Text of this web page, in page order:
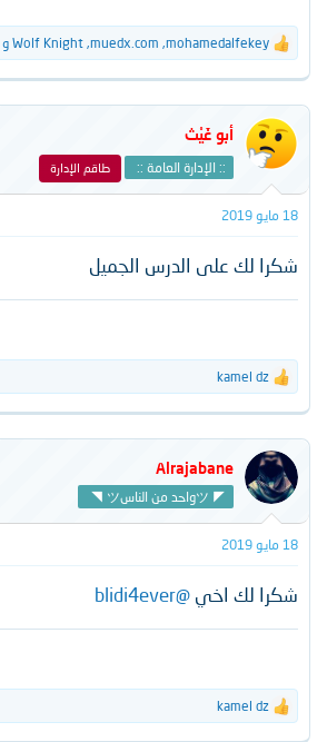
ا
ف
ا
ل
:
mohamedalfekey
,
muedx.com
,
Wolf Knight و 7 آخرين
أبو غَيْث
:: الإدارة العامة :: طاقم الإدارة
18 مايو 2019
شكرا لك على الدرس الجميل
ا
ف
ا
ع
ل
ت
:
kamel dz
Alrajabane
◥ ツواحد من الناسツ ◤
18 مايو 2019
شكرا لك اخي @blidi4ever
ا
kamel dz